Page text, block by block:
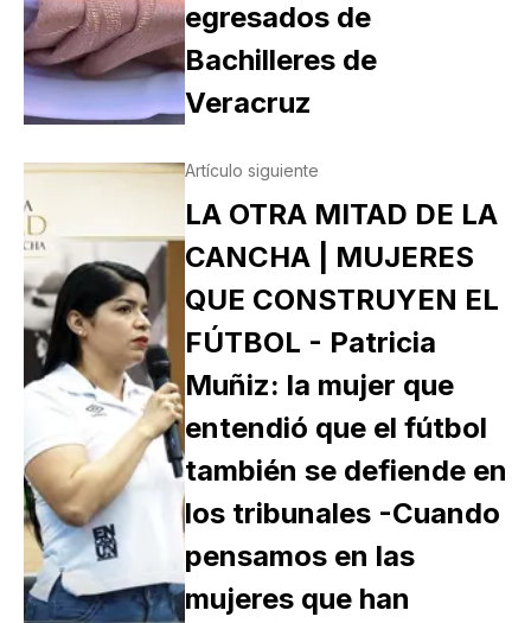
egresados de
Bachilleres de
Veracruz
Artículo siguiente
LA OTRA MITAD DE LA
CANCHA | MUJERES
QUE CONSTRUYEN EL
FÚTBOL - Patricia
Muñiz: la mujer que
entendió que el fútbol
también se defiende en
los tribunales -Cuando
pensamos en las
mujeres que han